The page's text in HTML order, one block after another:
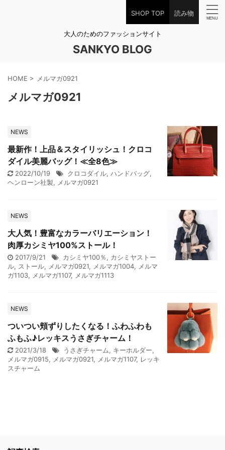
SHOP TOP 読み物
大人のためのファッションサイト
SANKYO BLOG
HOME > メルマガ0921
メルマガ0921
NEWS
最新作！上品＆スタイリッシュ！クロコ
ダイル美麗バッグ！≪全8色≫
2022/10/19 クロコダイル, ハンドバッグ,
ヘンローン社製, メルマガ0921
NEWS
大人気！豊富なカラーバリエーション！
肉厚カシミヤ100%ストール！
2017/9/21 カシミヤ100％, カシミヤストー
ル, ストール, メルマガ0921, メルマガ1004, メルマ
ガ1103, メルマガ1107, メルマガ1113
NEWS
ついつい頬ずりしたくなる！ふわふわも
ふもふ♪レッキスうさぎチャーム！
2021/3/18 うさぎチャーム, キーホルダー,
メルマガ0915, メルマガ0921, メルマガ1107, レッキ
スチャーム